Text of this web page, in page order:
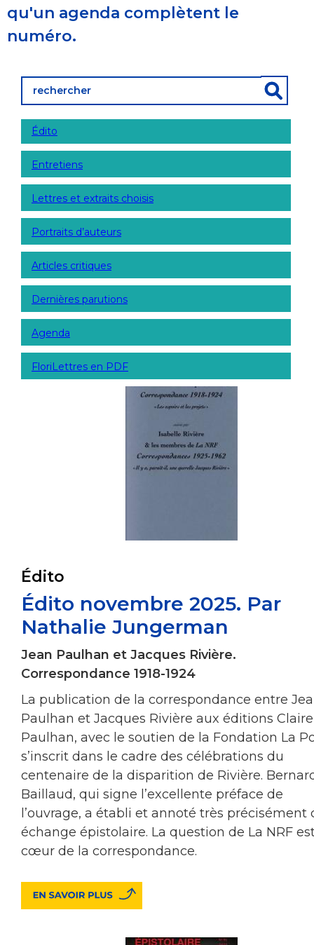
qu'un agenda complètent le
numéro.
Édito
Édito novembre 2025. Par
Nathalie Jungerman
Jean Paulhan et Jacques Rivière.
Correspondance 1918-1924
La publication de la correspondance entre
Paulhan et Jacques Rivière aux éditions Claire
Paulhan, avec le soutien de la Fondation La
s’inscrit dans le cadre des célébrations du
centenaire de la disparition de Rivière.
Baillaud, qui signe l’excellente préface de
l’ouvrage, a établi et annoté très précisément
échange épistolaire. La question de La NRF
cœur de la correspondance.
Édito
Entretiens
Lettres et extraits choisis
Portraits d’auteurs
Articles critiques
Dernières parutions
Agenda
FloriLettres en PDF